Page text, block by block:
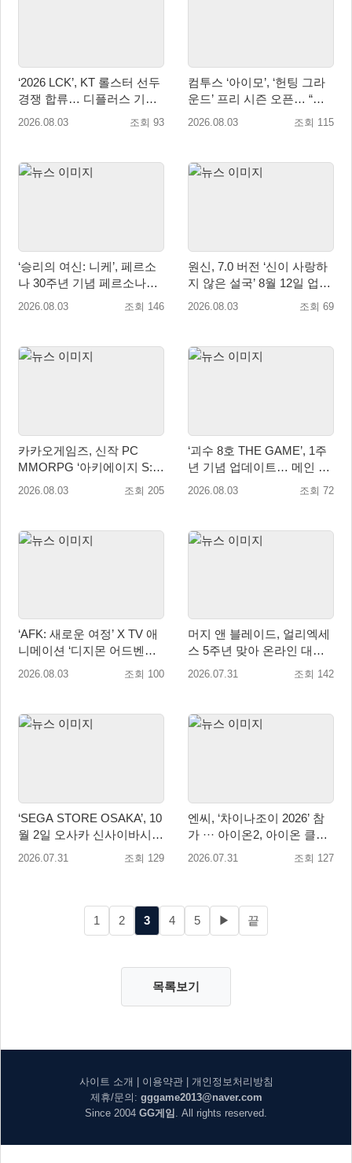
‘2026 LCK’, KT 롤스터 선두
경쟁 합류… 디플러스 기아
상승세 지속
2026.08.03 조회 93
컴투스 ‘아이모’, ‘헌팅 그라
운드’ 프리 시즌 오픈… “전
서버 유저가 한 전장에!”
2026.08.03 조회 115
‘승리의 여신: 니케’, 페르소
나 30주년 기념 페르소나
3·4·5 콜라보 진행
2026.08.03 조회 146
원신, 7.0 버전 ‘신이 사랑하
지 않은 설국’ 8월 12일 업데
이트
2026.08.03 조회 69
카카오게임즈, 신작 PC
MMORPG ‘아키에이지 S:
자유의 해협’ 글로벌 퍼블리
2026.08.03 조회 205
‘괴수 8호 THE GAME’, 1주
년 기념 업데이트… 메인 스
토리 14장 공개
2026.08.03 조회 72
‘AFK: 새로운 여정’ X TV 애
니메이션 ‘디지몬 어드벤처’
콜라보레이션 8월 18일 진행
2026.08.03 조회 100
머지 앤 블레이드, 얼리엑세
스 5주년 맞아 온라인 대전
모드 업데이트
2026.07.31 조회 142
‘SEGA STORE OSAKA’, 10
월 2일 오사카 신사이바시에
개점
2026.07.31 조회 129
엔씨, ‘차이나조이 2026’ 참
가 ··· 아이온2, 아이온 클래
식 2종 출품
2026.07.31 조회 127
1 2 3 4 5 ▶ 끝
목록보기
사이트 소개 | 이용약관| 개인정보처리방침
제휴/문의: gggame2013@naver.com
Since 2004 GG게임 . All rights reserved.